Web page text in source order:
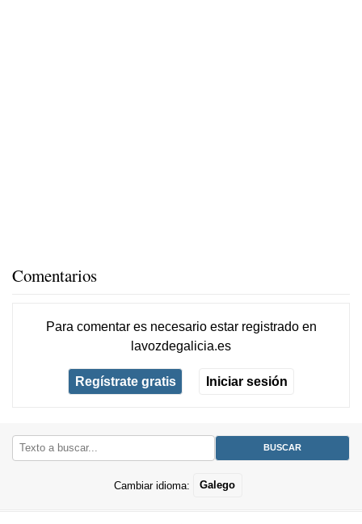
Comentarios
Para comentar es necesario estar registradoen
lavozdegalicia.es
Regístrate gratis Iniciar sesión
Cambiar idioma: Galego